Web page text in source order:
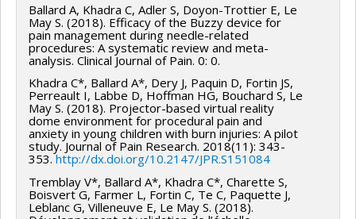
Ballard A, Khadra C, Adler S, Doyon-Trottier E, Le
May S. (2018). Efficacy of the Buzzy device for
pain management during needle-related
procedures: A systematic review and meta-
analysis. Clinical Journal of Pain. 0: 0.
Khadra C*, Ballard A*, Dery J, Paquin D, Fortin JS,
Perreault I, Labbe D, Hoffman HG, Bouchard S, Le
May S. (2018). Projector-based virtual reality
dome environment for procedural pain and
anxiety in young children with burn injuries: A pilot
study. Journal of Pain Research. 2018(11): 343-
353.http://dx.doi.org/10.2147/JPR.S151084
Tremblay V*, Ballard A*, Khadra C*, Charette S,
Boisvert G, Farmer L, Fortin C, Te C, Paquette J,
Leblanc G, Villeneuve E, Le May S. (2018).